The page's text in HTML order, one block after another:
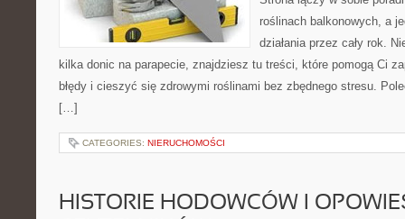
roślinach balkonowych, a
działania przez cały rok.
kilka donic na parapecie, znajdziesz tu treści, które pomogą Ci
błędy i cieszyć się zdrowymi roślinami bez zbędnego stresu.
[…]
CATEGORIES: NIERUCHOMOŚCI
HISTORIE HODOWCÓW I